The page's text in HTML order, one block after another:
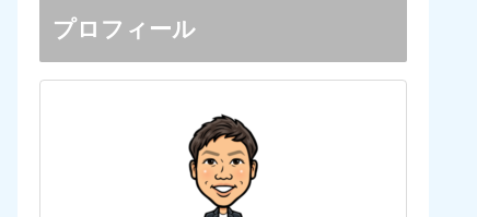
プロフィール